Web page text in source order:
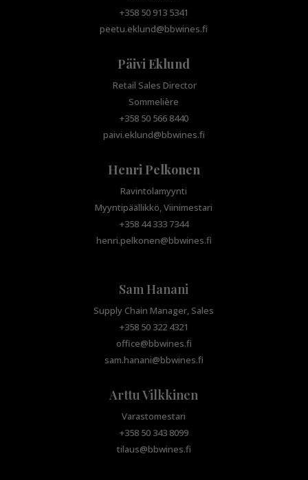
+358 50 913 5341
peetu.eklund@bbwines.fi
Päivi Eklund
Retail Sales Director
Sommelière
+358 50 566 8440
paivi.eklund@bbwines.fi
Henri Pelkonen
Ravintolamyynti
Myyntipäällikkö, Viinimestari
+358 44 333 7344
henri.pelkonen@bbwines.fi
Sam Hanani
Supply Chain Manager, Sales
+358 50 322 4321
office@bbwines.fi
sam.hanani@bbwines.fi
Arttu Vilkkinen
Varastomestari
+358 50 343 8099
tilaus@bbwines.fi